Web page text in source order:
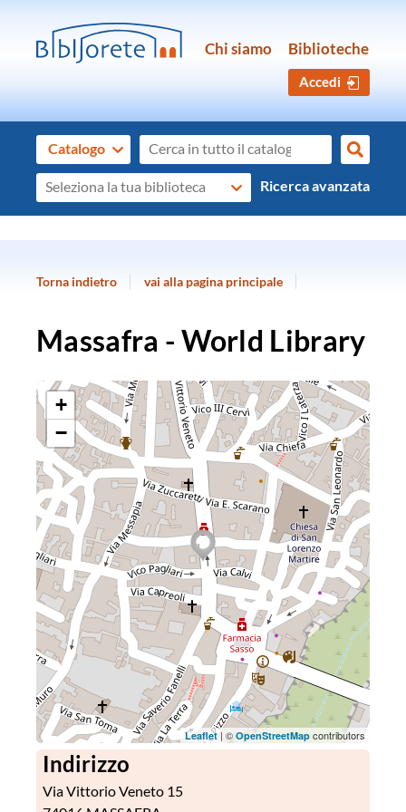
Chi siamo Biblioteche
Accedi
Catalogo
cambia
Cerca su "Catalogo"
Cerca
Ricerca avanzata
Seleziona
la
Torna indietro vai alla pagina principale
Massafra - World Library
+
−
Leaflet| © OpenStreetMap contributors
Indirizzo
Via Vittorio Veneto 15